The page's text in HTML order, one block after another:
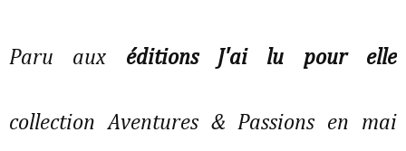
Paru aux éditions J'ai lu pour elle
collection Aventures & Passions en mai